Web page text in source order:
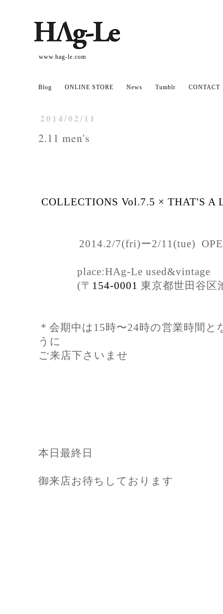
www.hag-le.com
Blog ONLINE STORE News Tumblr CONTACT
2014/02/11
2.11 men's
COLLECTIONS Vol.7.5 × THAT'S A
2014.2/7(fri)ー2/11(tue)
place:HAg-Le used&vintage
(〒 154-0001 東京都世田谷区
＊会期中は15時〜24時の営業時間
うに
ご来店下さいませ
本日最終日
御来店お待ちしております